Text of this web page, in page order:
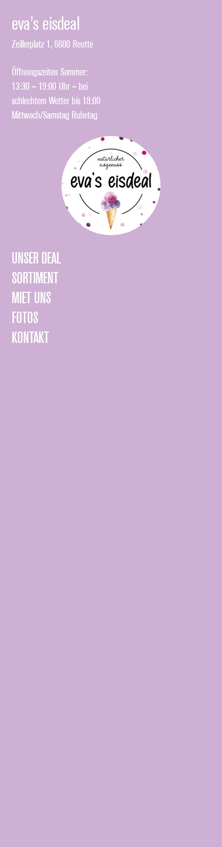
eva’s eisdeal
Zeillerplatz 1, 6600 Reutte
Öffnungszeiten Sommer:
13:30 – 19:00 Uhr – bei
schlechtem Wetter bis 18:00
Mittwoch/Samstag Ruhetag
UNSER DEAL
SORTIMENT
MIET UNS
FOTOS
KONTAKT